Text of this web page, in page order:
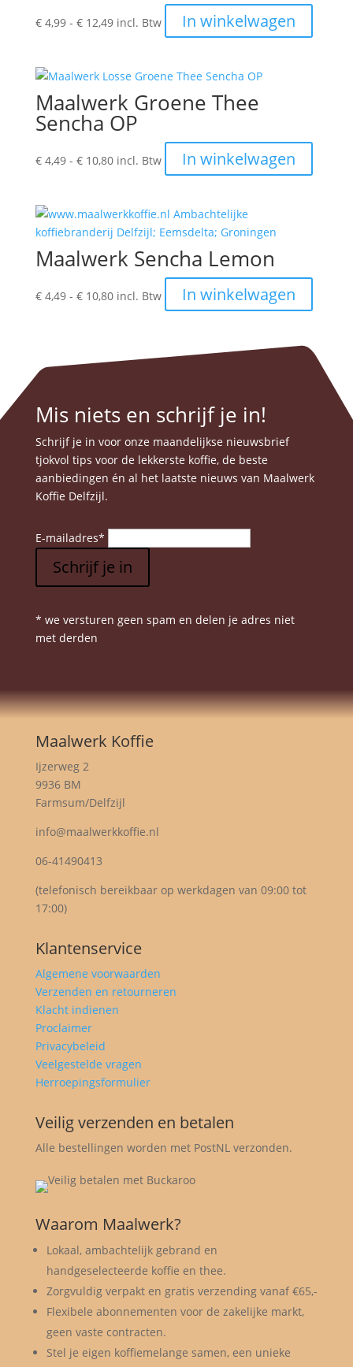
€4,99 - €12,49Prijsklasse:
€ 12,49
incl. Btw In winkelwagen
product
kan
worden
Maalwerk Groene Thee
Sencha OP
€4,49 - €10,80Prijsklasse:
€ 10,80
incl. Btw In winkelwagen
product
kan
de
Maalwerk Sencha Lemon
€4,49 - €10,80Prijsklasse:
incl. Btw In winkelwagen
product
Deze
optie
Mis niets en schrijf je in!
Schrijf je in voor onze maandelijkse nieuwsbrief
tjokvol tips voor de lekkerste koffie, de beste
aanbiedingen én al het laatste nieuws van Maalwerk
Koffie Delfzijl.
E-mailadres*
Schrijf je in
* we versturen geen spam en delen je adres niet
met derden
Maalwerk Koffie
Ijzerweg 2
9936 BM
Farmsum/Delfzijl
info@maalwerkkoffie.nl
06-41490413
(telefonisch bereikbaar op werkdagen van 09:00 tot
17:00)
Klantenservice
Algemene voorwaarden
Verzenden en retourneren
Klacht indienen
Proclaimer
Privacybeleid
Veelgestelde vragen
Herroepingsformulier
Veilig verzenden en betalen
Alle bestellingen worden met PostNL verzonden.
Waarom Maalwerk?
Lokaal, ambachtelijk gebrand en
handgeselecteerde koffie en thee.
Zorgvuldig verpakt en gratis verzending vanaf €65,-
Flexibele abonnementen voor de zakelijke markt,
geen vaste contracten.
Stel je eigen koffiemelange samen, een unieke